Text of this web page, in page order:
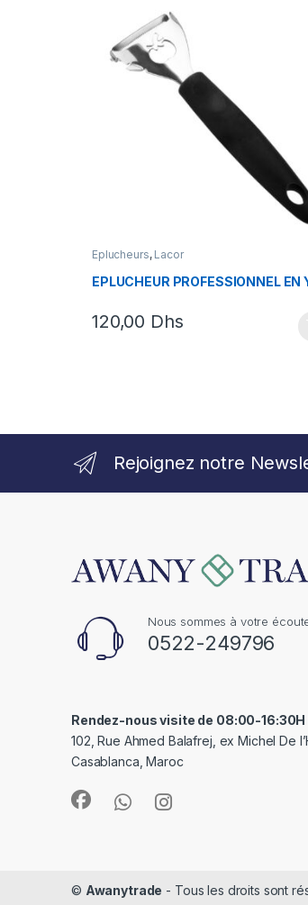
Eplucheurs, Lacor
EPLUCHEUR PROFESSIONNEL EN
120,00 Dhs
Rejoignez notre
Nous sommes à votre
0522-249796
Rendez-nous visite de 08:00-16:30H
102, Rue Ahmed Balafrej, ex Michel De
Casablanca, Maroc
© Awanytrade - Tous les droits sont